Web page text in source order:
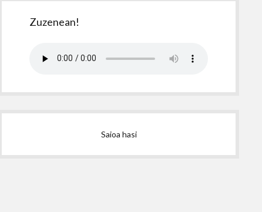
Zuzenean!
Saioa hasi